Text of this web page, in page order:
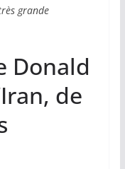
grande
Donald
de